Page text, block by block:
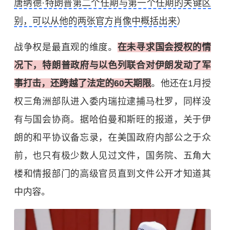
唐纳德·特朗普第二个任期与第一个任期的关键区
别，可以从他的两张官方肖像中概括出来）
战争权是最直观的维度。 在未寻求国会授权的情
况下，特朗普政府与以色列联合对伊朗发动了军
事打击，还跨越了法定的60天期限。他还在1月授
权三角洲部队进入委内瑞拉逮捕马杜罗，同样没
有与国会协商。据哈伯曼和斯旺的报道，关于伊
朗的和平协议备忘录，在美国政府内部公之于众
前，也只有极少数人见过文件，国务院、 五角大
楼和情报部门的高级官员直到文件公开才知道其
中内容。